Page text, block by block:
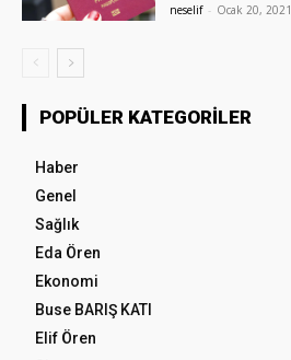
neselif - Ocak 20, 2021
POPÜLER KATEGORILER
Haber
Genel
Sağlık
Eda Ören
Ekonomi
Buse BARIŞ KATI
Elif Ören